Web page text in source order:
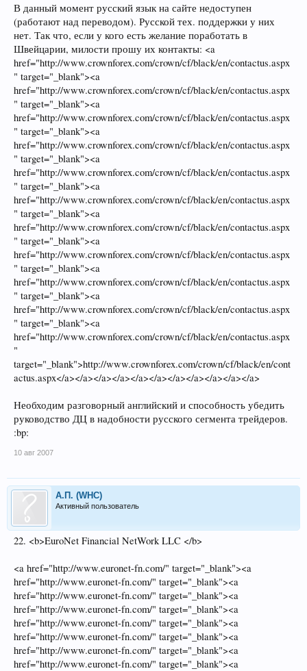
В данный момент русский язык на сайте недоступен
(работают над переводом). Русской тех. поддержки у них
нет. Так что, если у кого есть желание поработать в
Швейцарии, милости прошу их контакты: <a
href="http://www.crownforex.com/crown/cf/black/en/contactus.aspx
" target="_blank"><a
href="http://www.crownforex.com/crown/cf/black/en/contactus.aspx
" target="_blank"><a
href="http://www.crownforex.com/crown/cf/black/en/contactus.aspx
" target="_blank"><a
href="http://www.crownforex.com/crown/cf/black/en/contactus.aspx
" target="_blank"><a
href="http://www.crownforex.com/crown/cf/black/en/contactus.aspx
" target="_blank"><a
href="http://www.crownforex.com/crown/cf/black/en/contactus.aspx
" target="_blank"><a
href="http://www.crownforex.com/crown/cf/black/en/contactus.aspx
" target="_blank"><a
href="http://www.crownforex.com/crown/cf/black/en/contactus.aspx
" target="_blank"><a
href="http://www.crownforex.com/crown/cf/black/en/contactus.aspx
" target="_blank"><a
href="http://www.crownforex.com/crown/cf/black/en/contactus.aspx
" target="_blank"><a
href="http://www.crownforex.com/crown/cf/black/en/contactus.aspx
"
target="_blank">http://www.crownforex.com/crown/cf/black/en/cont
actus.aspx</a></a></a></a></a></a></a></a></a></a></a>
Необходим разговорный английский и способность убедить
руководство ДЦ в надобности русского сегмента трейдеров.
:bp:
10 авг 2007
А.П. (WHC)
Активный пользователь
22. <b>EuroNet Financial NetWork LLC </b>
<a href="http://www.euronet-fn.com/" target="_blank"><a
href="http://www.euronet-fn.com/" target="_blank"><a
href="http://www.euronet-fn.com/" target="_blank"><a
href="http://www.euronet-fn.com/" target="_blank"><a
href="http://www.euronet-fn.com/" target="_blank"><a
href="http://www.euronet-fn.com/" target="_blank"><a
href="http://www.euronet-fn.com/" target="_blank"><a
href="http://www.euronet-fn.com/" target="_blank"><a